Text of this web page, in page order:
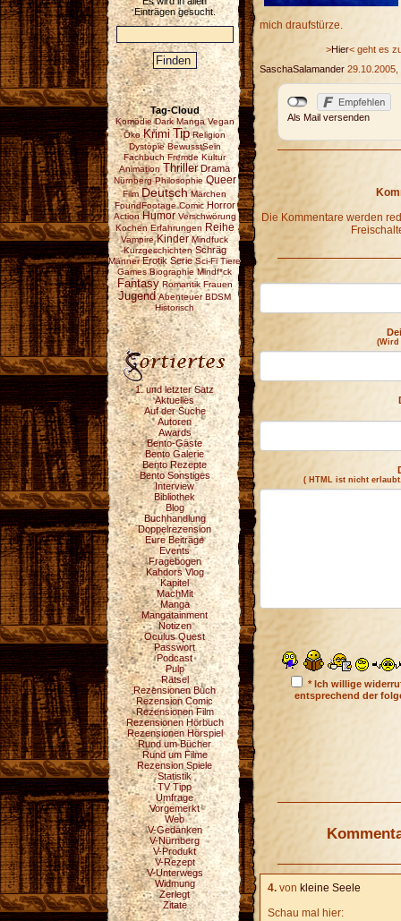
Einträgen gesucht.
Tag-Cloud
Komödie Dark Manga Vegan
Öko Krimi Tip Religion
Dystopie BewusstSein
Fachbuch Fremde Kultur
Animation Thriller Drama
Nürnberg Philosophie Queer
Film Deutsch Märchen
FoundFootage Comic Horror
Action Humor Verschwörung
Kochen Erfahrungen Reihe
Vampire Kinder Mindfuck
Kurzgeschichten Schräg
Männer Erotik Serie Sci-Fi Tiere
Games Biographie Mindf*ck
Fantasy Romantik Frauen
Jugend Abenteuer BDSM
Historisch
1. und letzter Satz
Aktuelles
Auf der Suche
Autoren
Awards
Bento-Gäste
Bento Galerie
Bento Rezepte
Bento Sonstiges
Interview
Bibliothek
Blog
Buchhandlung
Doppelrezension
Eure Beiträge
Events
Fragebogen
Kahdors Vlog
Kapitel
MachMit
Manga
Mangatainment
Notizen
Oculus Quest
Passwort
Podcast
Pulp
Rätsel
Rezensionen Buch
Rezension Comic
Rezensionen Film
Rezensionen Hörbuch
Rezensionen Hörspiel
Rund um Bücher
Rund um Filme
Rezension Spiele
Statistik
TV Tipp
Umfrage
Vorgemerkt
Web
V-Gedanken
V-Nürnberg
V-Produkt
V-Rezept
V-Unterwegs
Widmung
Zerlegt
Zitate
mich draufstürze.
>Hier< geht es
SaschaSalamander 29.10.2005,
Als Mail versenden
Die Kommentare werden
(Wird
( HTML ist nicht
* Ich willige
entsprechend der
4. von kleine Seele
Schau mal hier: